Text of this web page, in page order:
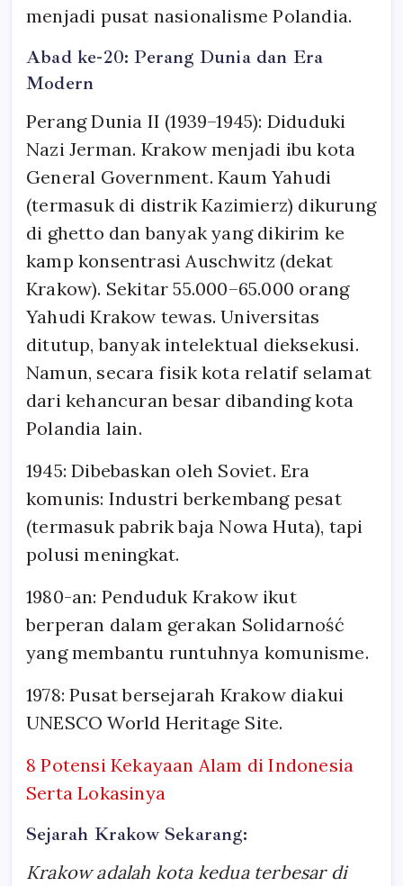
menjadi pusat nasionalisme Polandia.
Abad ke-20: Perang Dunia dan Era
Modern
Perang Dunia II (1939–1945): Diduduki
Nazi Jerman. Krakow menjadi ibu kota
General Government. Kaum Yahudi
(termasuk di distrik Kazimierz) dikurung
di ghetto dan banyak yang dikirim ke
kamp konsentrasi Auschwitz (dekat
Krakow). Sekitar 55.000–65.000 orang
Yahudi Krakow tewas. Universitas
ditutup, banyak intelektual dieksekusi.
Namun, secara fisik kota relatif selamat
dari kehancuran besar dibanding kota
Polandia lain.
1945: Dibebaskan oleh Soviet. Era
komunis: Industri berkembang pesat
(termasuk pabrik baja Nowa Huta), tapi
polusi meningkat.
1980-an: Penduduk Krakow ikut
berperan dalam gerakan Solidarność
yang membantu runtuhnya komunisme.
1978: Pusat bersejarah Krakow diakui
UNESCO World Heritage Site.
8 Potensi Kekayaan Alam di Indonesia
Serta Lokasinya
Sejarah Krakow Sekarang:
Krakow adalah kota kedua terbesar di